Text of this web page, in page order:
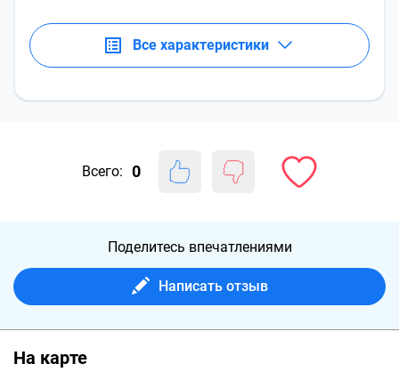
Все характеристики
Всего: 0
Поделитесь впечатлениями
Написать отзыв
На карте